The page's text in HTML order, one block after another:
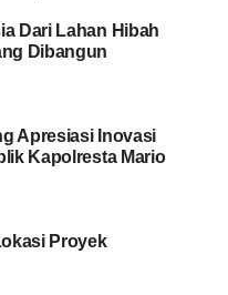
Dari Lahan Hibah
Dibangun
Apresiasi Inovasi
Kapolresta Mario
Proyek